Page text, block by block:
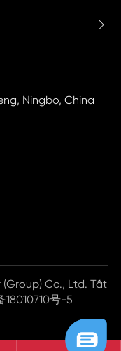

Ningbo, China
Co., Ltd. Tất
18010710号-5